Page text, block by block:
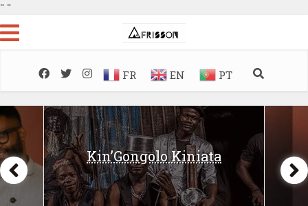
" "
FR EN PT
Kin’Gongolo Kiniata